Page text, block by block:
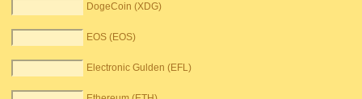
DogeCoin (XDG)
EOS (EOS)
Electronic Gulden (EFL)